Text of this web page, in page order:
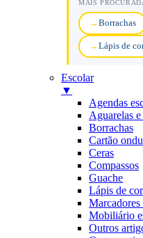
MAIS
Borrachas
Lápis de
Escolar
▼
Agendas
Aguarelas
Borrachas
Cartão
Ceras
Compassos
Guache
Lápis de cor
Marcadores
Mobiliário
Outros